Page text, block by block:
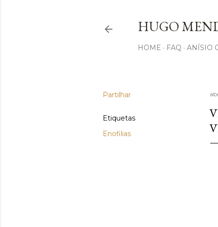
HUGO
HOME FAQ ANÍSIO
Partilhar
Etiquetas
Enofilias